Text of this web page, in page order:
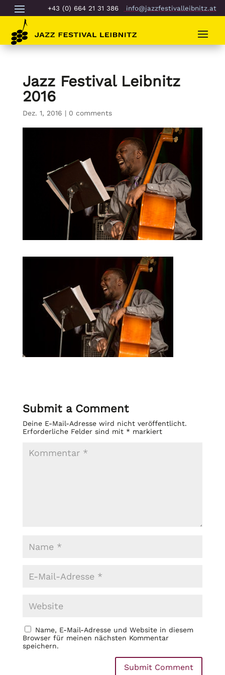
+43 (0) 664 21 31 386 info@jazzfestivalleibnitz.at
Jazz Festival Leibnitz
2016
Dez. 1, 2016 | 0 comments
Submit a Comment
Deine E-Mail-Adresse wird nicht veröffentlicht.
Erforderliche Felder sind mit *markiert
Name, E-Mail-Adresse und Website in diesem
Browser für meinen nächsten Kommentar
speichern.